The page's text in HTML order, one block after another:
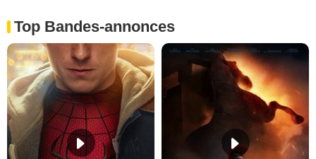
Top Bandes-annonces